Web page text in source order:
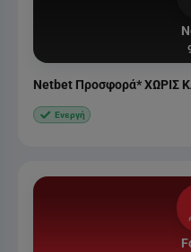
Netbet Προσφορά* ΧΩΡΙΣ
Ενεργή